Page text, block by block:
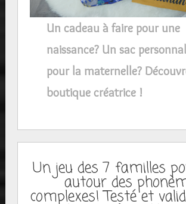
Un cadeau à faire pour une
naissance? Un sac
pour la maternelle?
boutique créatrice !
Un jeu des 7 familles
autour des
complexes! Testé et